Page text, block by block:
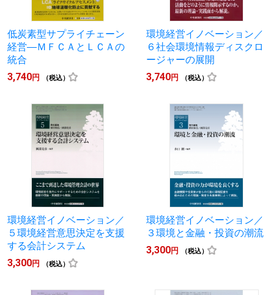
低炭素型サプライチェーン
経営―ＭＦＣＡとＬＣＡの
統合
3,740円 （税込）
環境経営イノベーション／
６社会環境情報ディスクロ
ージャーの展開
3,740円 （税込）
環境経営イノベーション／
５環境経営意思決定を支援
する会計システム
3,300円 （税込）
環境経営イノベーション／
３環境と金融・投資の潮流
3,300円 （税込）